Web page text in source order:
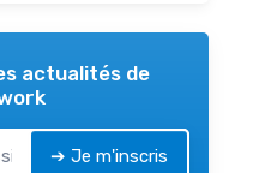
actualités de
➔ Je m'inscris